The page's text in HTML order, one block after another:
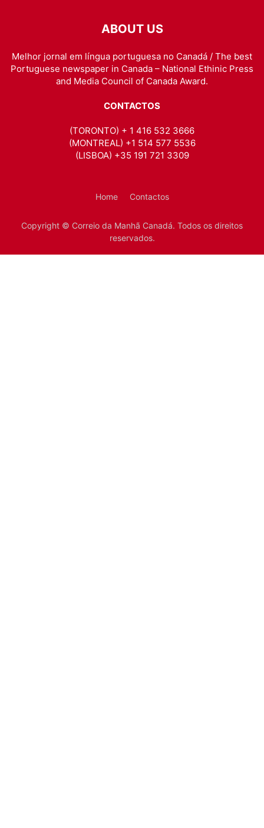
ABOUT US
Melhor jornal em língua portuguesa no Canadá / The best
Portuguese newspaper in Canada – National Ethinic Press
and Media Council of Canada Award.
CONTACTOS
(TORONTO) + 1 416 532 3666
(MONTREAL) +1 514 577 5536
(LISBOA) +35 191 721 3309
Home Contactos
Copyright © Correio da Manhã Canadá. Todos os direitos
reservados.